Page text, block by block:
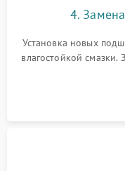
4.
Установка новых
влагостойкой
или